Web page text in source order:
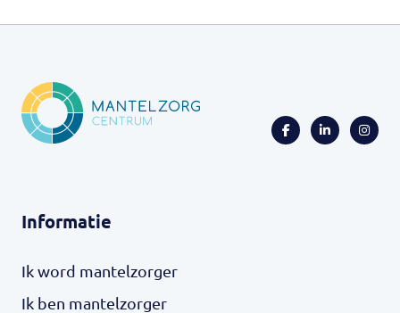
Informatie
Ik word mantelzorger
Ik ben mantelzorger